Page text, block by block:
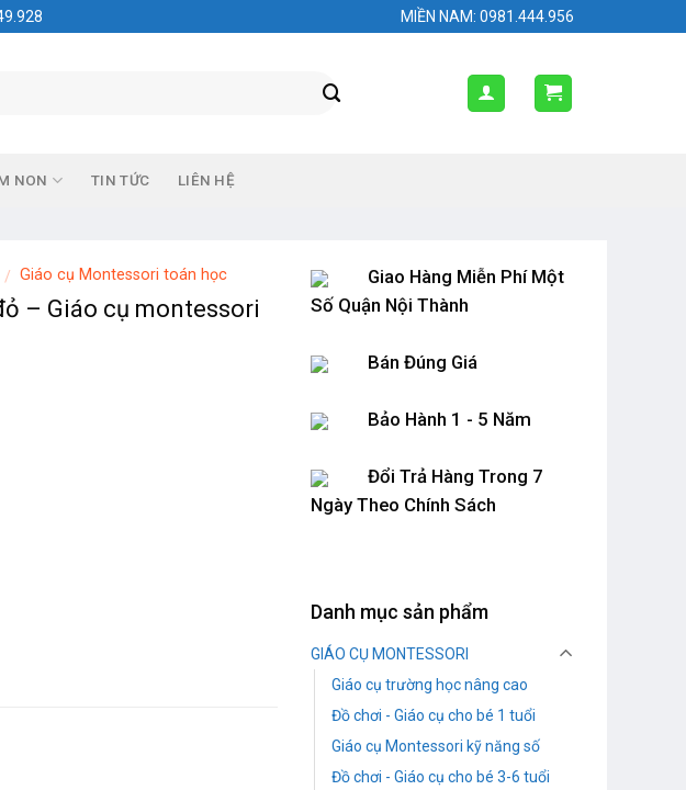
MIỀN NAM: 0981.444.956
NON TIN TỨC LIÊN HỆ
/ Giáo cụ Montessori toán học
– Giáo cụ montessori
Giao Hàng Miễn Phí Một
Số Quận Nội Thành
Bán Đúng Giá
Bảo Hành 1 - 5 Năm
Đổi Trả Hàng Trong 7
Ngày Theo Chính Sách
Danh mục sản phẩm
GIÁO CỤ MONTESSORI
Giáo cụ trường học nâng cao
Đồ chơi - Giáo cụ cho bé 1 tuổi
Giáo cụ Montessori kỹ năng số
Đồ chơi - Giáo cụ cho bé 3-6 tuổi